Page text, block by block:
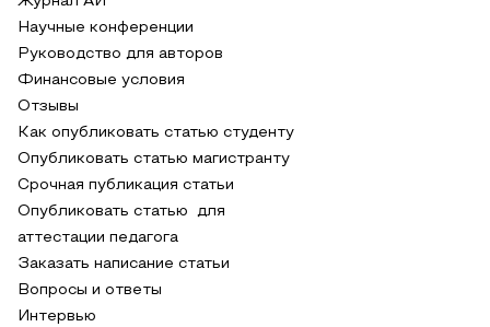
Научные конференции
Руководство для авторов
Финансовые условия
Отзывы
Как опубликовать статью студенту
Опубликовать статью магистранту
Срочная публикация статьи
Опубликовать статью для
аттестации педагога
Заказать написание статьи
Вопросы и ответы
Интервью